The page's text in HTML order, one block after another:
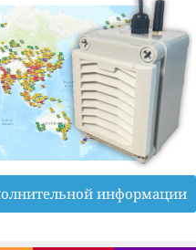
информации